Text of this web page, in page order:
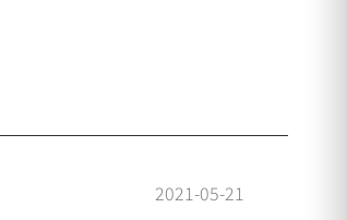
2021-05-21